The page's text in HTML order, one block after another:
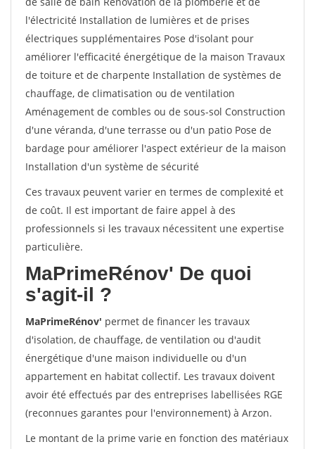
l'électricité Installation de lumières et de prises
électriques supplémentaires Pose d'isolant pour
améliorer l'efficacité énergétique de la maison Travaux
de toiture et de charpente Installation de systèmes de
chauffage, de climatisation ou de ventilation
Aménagement de combles ou de sous-sol Construction
d'une véranda, d'une terrasse ou d'un patio Pose de
bardage pour améliorer l'aspect extérieur de la maison
Installation d'un système de sécurité
Ces travaux peuvent varier en termes de complexité et
de coût. Il est important de faire appel à des
professionnels si les travaux nécessitent une expertise
particulière.
MaPrimeRénov' De quoi
s'agit-il ?
MaPrimeRénov' permet de financer les travaux
d'isolation, de chauffage, de ventilation ou d'audit
énergétique d'une maison individuelle ou d'un
appartement en habitat collectif. Les travaux doivent
avoir été effectués par des entreprises labellisées RGE
(reconnues garantes pour l'environnement) à Arzon.
Le montant de la prime varie en fonction des matériaux